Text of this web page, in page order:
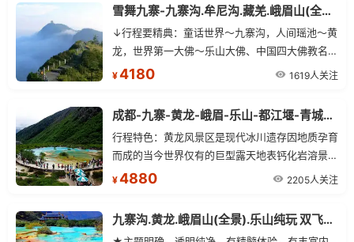
雪舞九寨-九寨沟.牟尼沟.藏羌.峨眉山(全景).乐山 双飞7日游
↓行程要精典：童话世界～九寨沟，人间瑶池～黄
龙，世界第一大佛～乐山大佛、中国四大佛教名山
之一～峨嵋山+金顶，我就是冲着这来的；
¥4180 1619人关注
成都-九寨-黄龙-峨眉-乐山-都江堰-青城山 双飞9日常规游
行程特色：黄龙风景区是现代冰川遗存因地质孕育
而成的当今世界仅有的巨型露天地表钙化岩溶景
观，表现为遍布的钙化滩流，边石坎[五彩池群]、
¥4880 2205人关注
九寨沟.黄龙.峨眉山(全景).乐山纯玩 双飞7日游 赠送双自费